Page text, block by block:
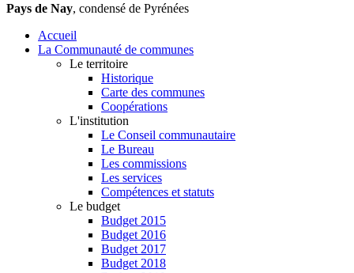
Pays de Nay, condensé de Pyrénées
Accueil
La Communauté de communes
Le territoire
Historique
Carte des communes
Coopérations
L'institution
Le Conseil communautaire
Le Bureau
Les commissions
Les services
Compétences et statuts
Le budget
Budget 2015
Budget 2016
Budget 2017
Budget 2018